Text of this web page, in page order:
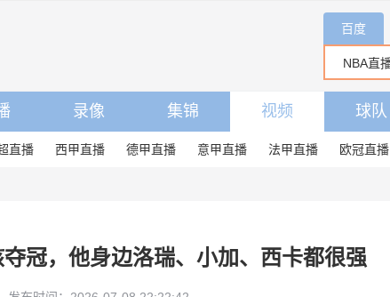
百度
录像 集锦 视频 球队
直播 西甲直播 德甲直播 意甲直播 法甲直播 欧冠直播
冠，他身边洛瑞、小加、西卡都很强